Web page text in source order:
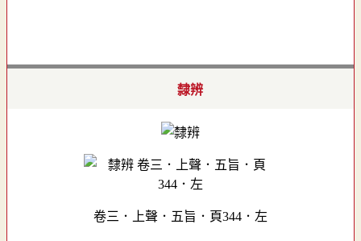
隸辨
卷三．上聲．五旨．頁344．左